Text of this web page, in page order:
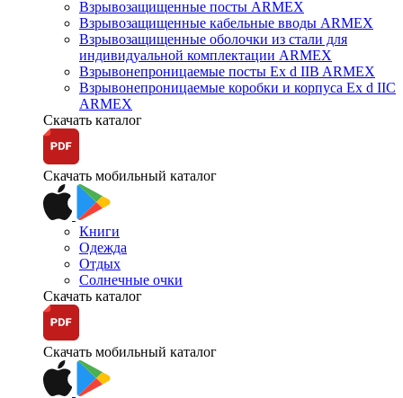
Взрывозащищенные посты ARMEX
Взрывозащищенные кабельные вводы ARMEX
Взрывозащищенные оболочки из стали для
индивидуальной комплектации ARMEX
Взрывонепроницаемые посты Ex d IIB ARMEX
Взрывонепроницаемые коробки и корпуса Ex d IIС
ARMEX
Скачать каталог
Скачать мобильный каталог
Книги
Одежда
Отдых
Солнечные очки
Скачать каталог
Скачать мобильный каталог